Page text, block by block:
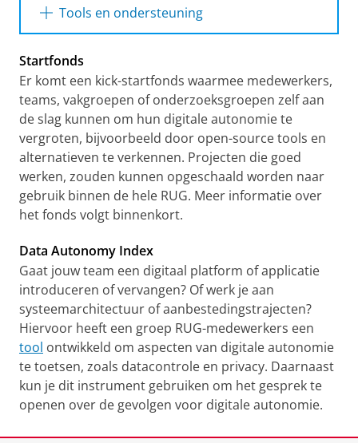
Tools en ondersteuning
autonomie op deze pagina.
Quick-start gids digitale autonomie
[PDF]
Startfonds
Er komt een kick-startfonds waarmee medewerkers,
teams, vakgroepen of onderzoeksgroepen zelf aan
de slag kunnen om hun digitale autonomie te
vergroten, bijvoorbeeld door open-source tools en
alternatieven te verkennen. Projecten die goed
werken, zouden kunnen opgeschaald worden naar
gebruik binnen de hele RUG. Meer informatie over
het fonds volgt binnenkort.
Data Autonomy Index
Gaat jouw team een digitaal platform of applicatie
introduceren of vervangen? Of werk je aan
systeemarchitectuur of aanbestedingstrajecten?
Hiervoor heeft een groep RUG-medewerkers een
tool ontwikkeld om aspecten van digitale autonomie
te toetsen, zoals datacontrole en privacy. Daarnaast
kun je dit instrument gebruiken om het gesprek te
openen over de gevolgen voor digitale autonomie.